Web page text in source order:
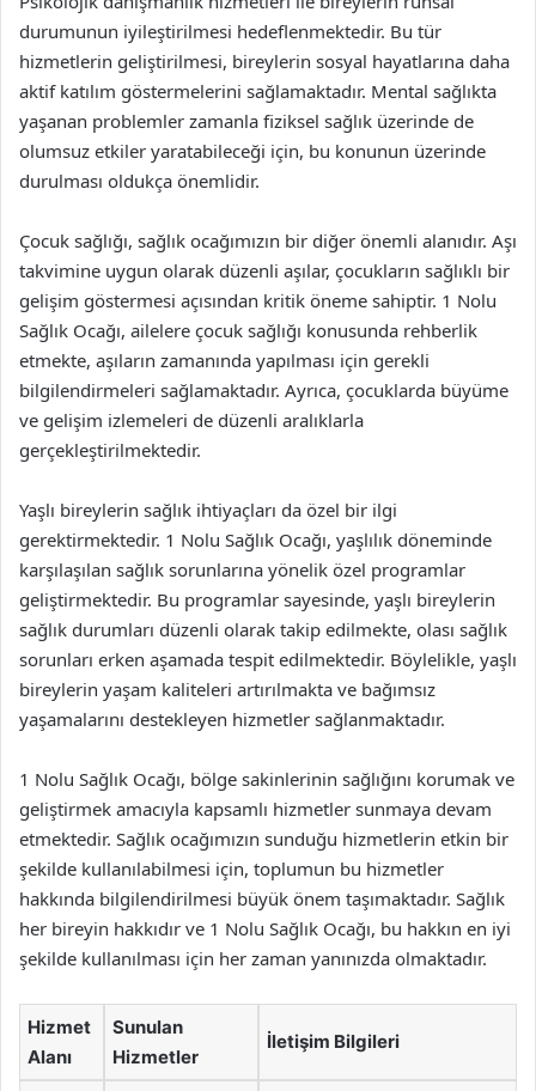
durumunun iyileştirilmesi hedeflenmektedir. Bu tür
hizmetlerin geliştirilmesi, bireylerin sosyal hayatlarına daha
aktif katılım göstermelerini sağlamaktadır. Mental sağlıkta
yaşanan problemler zamanla fiziksel sağlık üzerinde de
olumsuz etkiler yaratabileceği için, bu konunun üzerinde
durulması oldukça önemlidir.
Çocuk sağlığı, sağlık ocağımızın bir diğer önemli alanıdır. Aşı
takvimine uygun olarak düzenli aşılar, çocukların sağlıklı bir
gelişim göstermesi açısından kritik öneme sahiptir. 1 Nolu
Sağlık Ocağı, ailelere çocuk sağlığı konusunda rehberlik
etmekte, aşıların zamanında yapılması için gerekli
bilgilendirmeleri sağlamaktadır. Ayrıca, çocuklarda büyüme
ve gelişim izlemeleri de düzenli aralıklarla
gerçekleştirilmektedir.
Yaşlı bireylerin sağlık ihtiyaçları da özel bir ilgi
gerektirmektedir. 1 Nolu Sağlık Ocağı, yaşlılık döneminde
karşılaşılan sağlık sorunlarına yönelik özel programlar
geliştirmektedir. Bu programlar sayesinde, yaşlı bireylerin
sağlık durumları düzenli olarak takip edilmekte, olası sağlık
sorunları erken aşamada tespit edilmektedir. Böylelikle, yaşlı
bireylerin yaşam kaliteleri artırılmakta ve bağımsız
yaşamalarını destekleyen hizmetler sağlanmaktadır.
1 Nolu Sağlık Ocağı, bölge sakinlerinin sağlığını korumak ve
geliştirmek amacıyla kapsamlı hizmetler sunmaya devam
etmektedir. Sağlık ocağımızın sunduğu hizmetlerin etkin bir
şekilde kullanılabilmesi için, toplumun bu hizmetler
hakkında bilgilendirilmesi büyük önem taşımaktadır. Sağlık
her bireyin hakkıdır ve 1 Nolu Sağlık Ocağı, bu hakkın en iyi
şekilde kullanılması için her zaman yanınızda olmaktadır.
Hizmet
Alanı
Sunulan
Hizmetler
İletişim Bilgileri